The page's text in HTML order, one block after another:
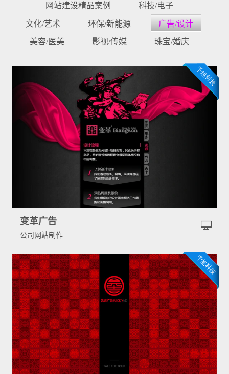
网站建设精品案例 科技/电子
文化/艺术 环保/新能源 广告/设计
美容/医美 影视/传媒 珠宝/婚庆
变革广告
公司网站制作